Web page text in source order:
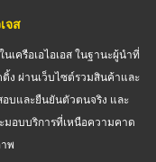
จส
เครือเอไอเอส ในฐานะผู้นำที่
ง ผ่านเว็บไซต์รวมสินค้าและ
อบและยืนยันตัวตนจริง และ
มอบบริการที่เหนือความคาด
พ